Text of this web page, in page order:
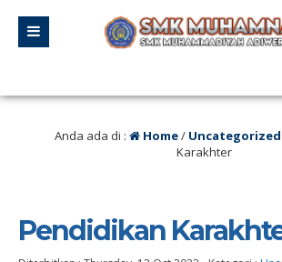
Anda ada di : Home/ Uncategorized
Karakhter
Pendidikan